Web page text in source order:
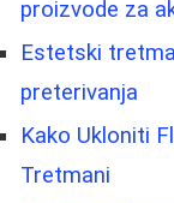
proizvode za
Estetski
preterivanja
Kako Ukloniti
Tretmani